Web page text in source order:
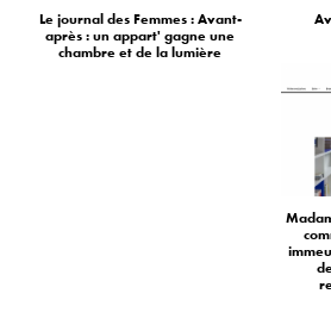
Le journal des Femmes : Avant-
après : un appart' gagne une
chambre et de la lumière